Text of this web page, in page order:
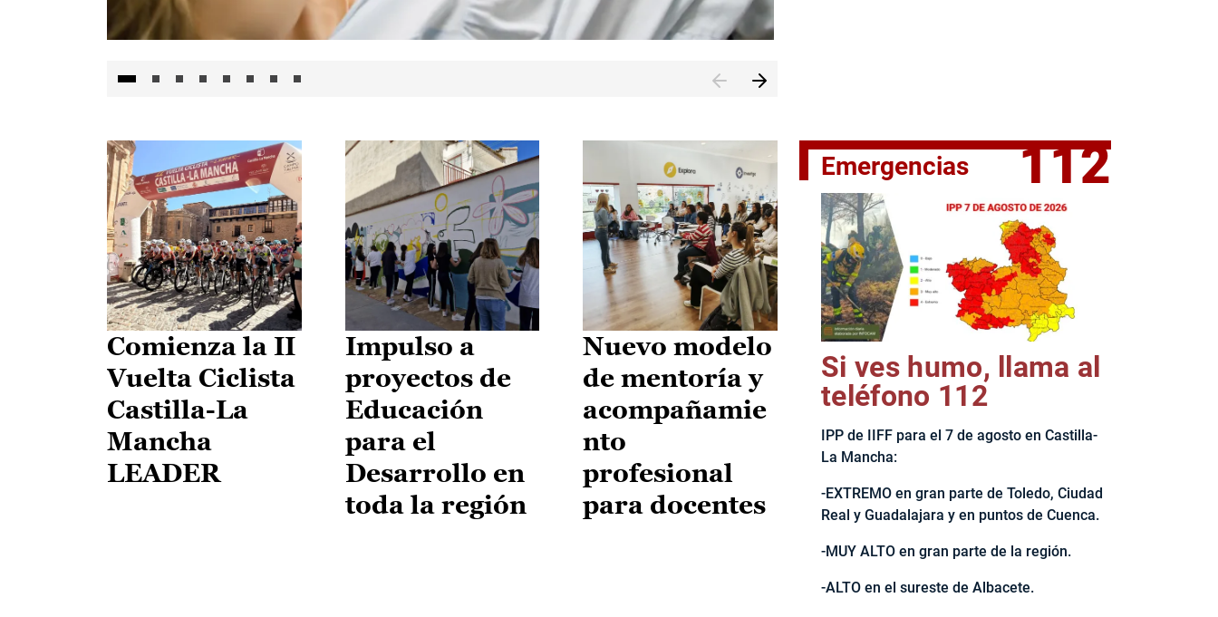
El jefe del Ejecutivo castellanomanchego, Emiliano García-
Comienza la II
Vuelta Ciclista
Castilla-La
Mancha
LEADER
Impulso a
proyectos de
Educación
para el
Desarrollo en
toda la región
Nuevo modelo
de mentoría y
acompañamie
nto
profesional
para docentes
Emergencias 112
Si ves humo, llama al
teléfono 112
IPP de IIFF para el 7 de agosto en Castilla-
La Mancha:
-EXTREMO en gran parte de Toledo, Ciudad
Real y Guadalajara y en puntos de Cuenca.
-MUY ALTO en gran parte de la región.
-ALTO en el sureste de Albacete.